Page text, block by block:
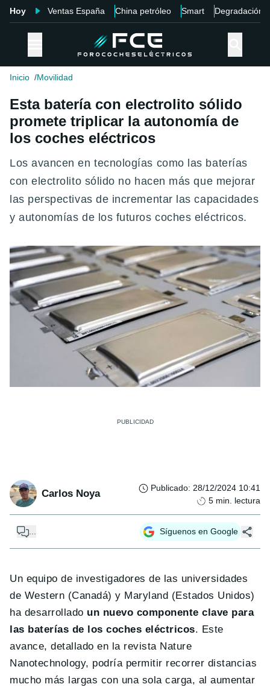
Hoy Ventas España China petróleo Smart Degradación
Inicio Movilidad
Esta batería con electrolito sólido
promete triplicar la autonomía de
los coches eléctricos
Los avancen en tecnologías como las baterías
con electrolito sólido no hacen más que mejorar
las perspectivas de incrementar las capacidades
y autonomías de los futuros coches eléctricos.
Carlos Noya Publicado: 28/12/2024 10:41
5 min. lectura
... Síguenos en Google
Un equipo de investigadores de las universidades
de Western (Canadá) y Maryland (Estados Unidos)
ha desarrollado un nuevo componente clave para
las baterías de los coches eléctricos. Este
avance, detallado en la revista Nature
Nanotechnology, podría permitir recorrer distancias
mucho más largas con una sola carga, al aumentar